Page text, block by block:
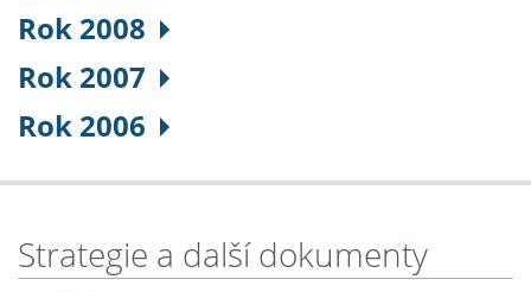
Rok 2008
Rok 2007
Rok 2006
Strategie a další dokumenty